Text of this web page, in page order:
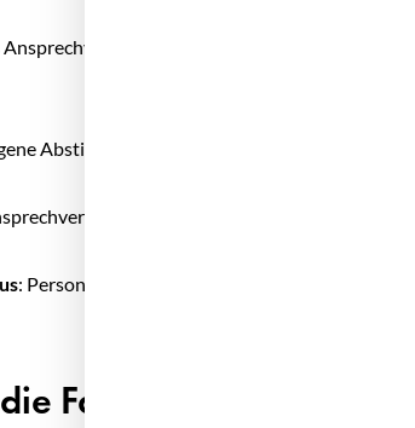
Ansprechverhalten, komfortable
Abstimmung für den Alltag.
sportlichere Lenkung und oft
: Personalisierte Einstellung einzelner
Fahrprofilauswahl